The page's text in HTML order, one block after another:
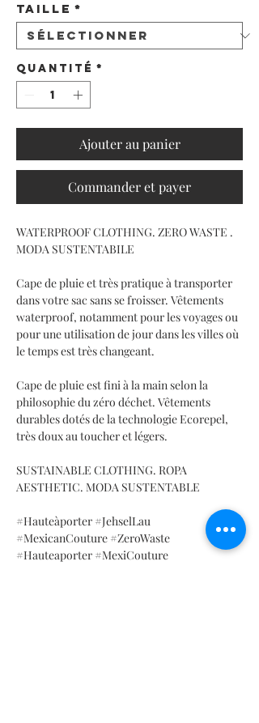
Taille *
Quantité *
Ajouter au panier
Commander et payer
WATERPROOF CLOTHING. ZERO WASTE .
MODA SUSTENTABILE
Cape de pluie et très pratique à transporter
dans votre sac sans se froisser. Vêtements
waterproof, notamment pour les voyages ou
pour une utilisation de jour dans les villes où
le temps est très changeant.
Cape de pluie est fini à la main selon la
philosophie du zéro déchet. Vêtements
durables dotés de la technologie Ecorepel,
très doux au toucher et légers.
SUSTAINABLE CLOTHING. ROPA
AESTHETIC. MODA SUSTENTABLE
#Hauteàporter #JehselLau
#MexicanCouture #ZeroWaste
#Hauteaporter #MexiCouture